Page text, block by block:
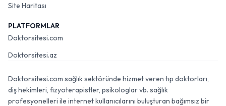
Site Haritası
PLATFORMLAR
Doktorsitesi.com
Doktorsitesi.az
Doktorsitesi.com sağlık sektöründe hizmet veren tıp doktorları,
diş hekimleri, fizyoterapistler, psikologlar vb. sağlık
profesyonelleri ile internet kullanıcılarını buluşturan bağımsız bir